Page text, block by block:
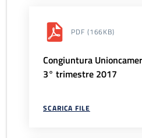
PDF (166KB)
Congiuntura
3° trimestre 2017
SCARICA FILE